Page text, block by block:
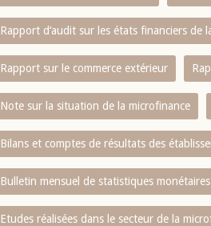
Rapport d‘audit sur les états financiers de
Rapport sur le commerce extérieur
Note sur la situation de la microfinance
Bilans et comptes de résultats des
Bulletin mensuel de statistiques
Etudes réalisées dans le secteur de la